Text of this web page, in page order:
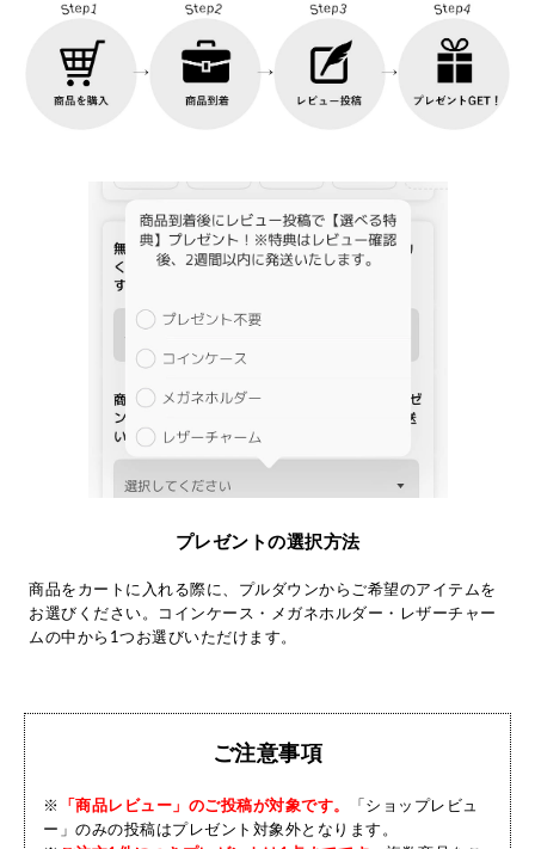
プレゼントの選択方法
商品をカートに入れる際に、プルダウンからご希望のアイテムを
お選びください。コインケース・メガネホルダー・レザーチャー
ムの中から1つお選びいただけます。
ご注意事項
※ 「商品レビュー」のご投稿が対象です。
「ショップレビュ
ー」のみの投稿はプレゼント対象外となります。